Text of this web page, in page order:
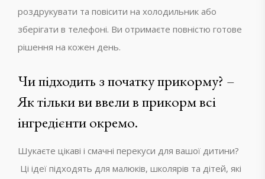
роздрукувати та повісити на холодильник або
зберігати в телефоні. Ви отримаєте повністю готове
рішення на кожен день.
Чи підходить з початку прикорму? –
Як тільки ви ввели в прикорм всі
інгредієнти окремо.
Шукаєте цікаві і смачні перекуси для вашої дитини?
Ці ідеї підходять для малюків, школярів та дітей, які